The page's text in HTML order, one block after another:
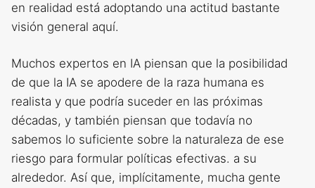
en realidad está adoptando una actitud bastante
visión general aquí.
Muchos expertos en IA piensan que la posibilidad
de que la IA se apodere de la raza humana es
realista y que podría suceder en las próximas
décadas, y también piensan que todavía no
sabemos lo suficiente sobre la naturaleza de ese
riesgo para formular políticas efectivas. a su
alrededor. Así que, implícitamente, mucha gente